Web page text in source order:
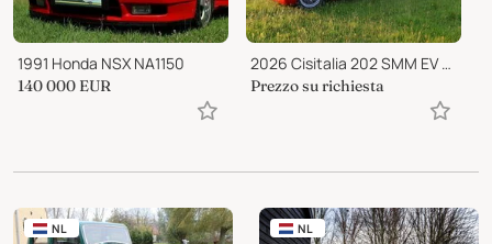
1991 Honda NSX NA1150
140 000 EUR
2026 Cisitalia 202 SMM EV Nuvolari Spyder
Prezzo su richiesta
NL NL